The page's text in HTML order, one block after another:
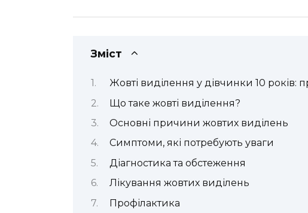
Зміст
Жовті виділення у дівчинки 10 років:
Що таке жовті виділення?
Основні причини жовтих виділень
Симптоми, які потребують уваги
Діагностика та обстеження
Лікування жовтих виділень
Профілактика